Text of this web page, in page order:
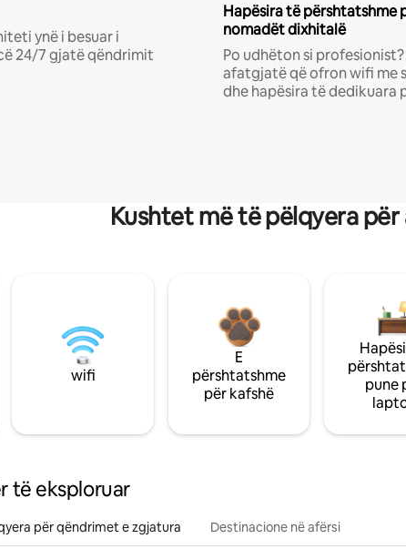
ynë i besuar i
24/7 gjatë qëndrimit
Hapësira të përshtatshme
nomadët dixhitalë
Po udhëton si
afatgjatë që ofron wifi me
dhe hapësira të dedikuara
Kushtet më të pëlqyera
wifi
E
përshtatshme
për kafshë
pune
të eksploruar
për qëndrimet e zgjatura Destinacione në afërsi